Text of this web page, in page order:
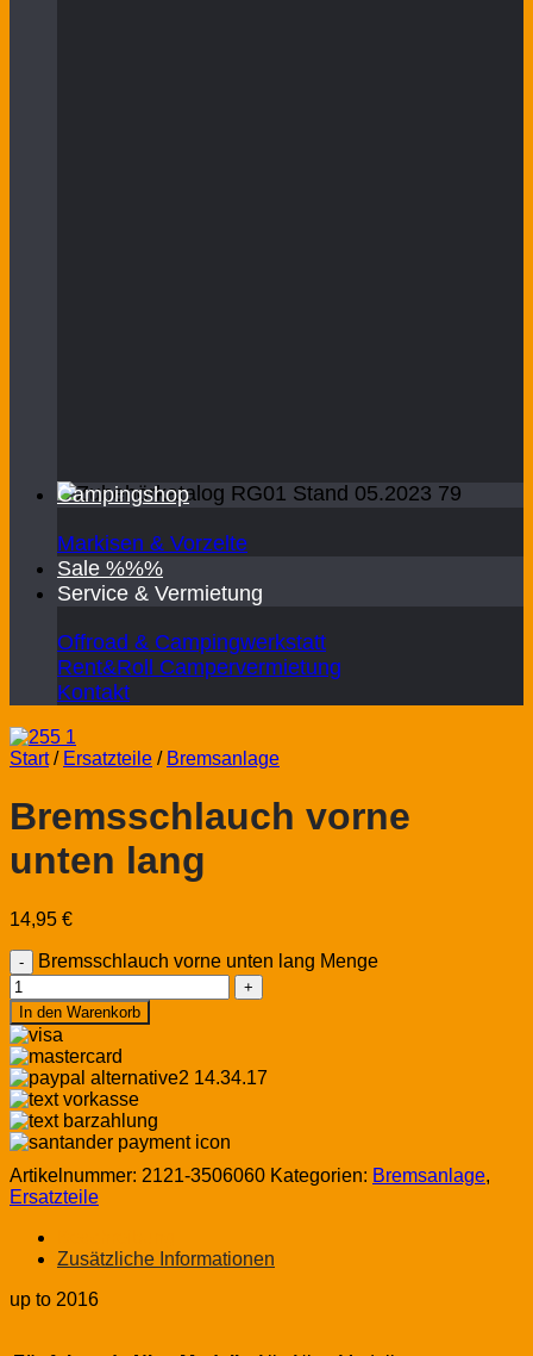
Campingshop
Markisen & Vorzelte
Sale %%%
Service & Vermietung
Offroad & Campingwerkstatt
Rent&Roll Campervermietung
Kontakt
Start / Ersatzteile / Bremsanlage
Bremsschlauch vorne
unten lang
14,95 €
Bremsschlauch vorne unten lang Menge
In den Warenkorb
Artikelnummer: 2121-3506060 Kategorien: Bremsanlage,
Ersatzteile
Zusätzliche Informationen
up to 2016